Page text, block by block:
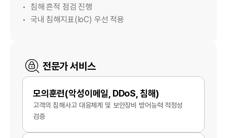
침해 흔적 점검 진행
국내 침해지표(IoC) 우선 적용
전문가 서비스
모의훈련(악성이메일, DDoS, 침해)
고객의 침해사고 대응체계 및 보안장비 방어능력 적정성
검증